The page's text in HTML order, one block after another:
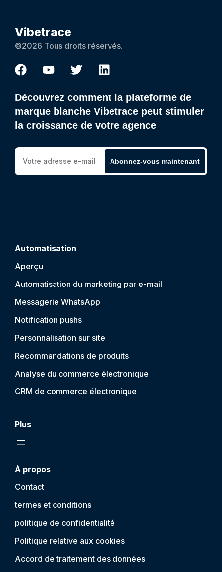
Vibetrace
©2026 Tous droits réservés.
Découvrez comment la plateforme de
marque blanche Vibetrace peut stimuler
la croissance de votre agence
Abonnez-vous maintenant
Automatisation
Aperçu
Automatisation du marketing par e-mail
Messagerie WhatsApp
Notification pushs
Personnalisation sur site
Recommandations de produits
Analyse du commerce électronique
CRM de commerce électronique
Plus
À propos
Contact
termes et conditions
politique de confidentialité
Politique relative aux cookies
Accord de traitement des données